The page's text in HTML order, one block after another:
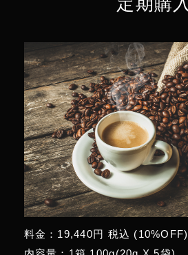
料金：19,440円 税込 (10%OFF)